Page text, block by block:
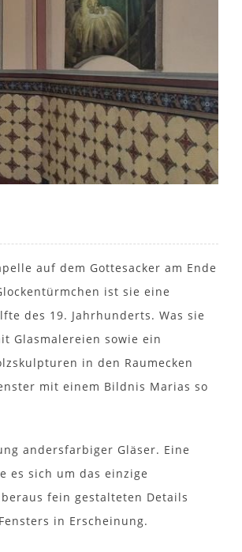
auf dem Gottesacker am Ende
ist sie eine
des 19. Jahrhunderts. Was sie
Glasmalereien sowie ein
in den Raumecken
mit einem Bildnis Marias so
andersfarbiger Gläser. Eine
es sich um das einzige
fein gestalteten Details
in Erscheinung.